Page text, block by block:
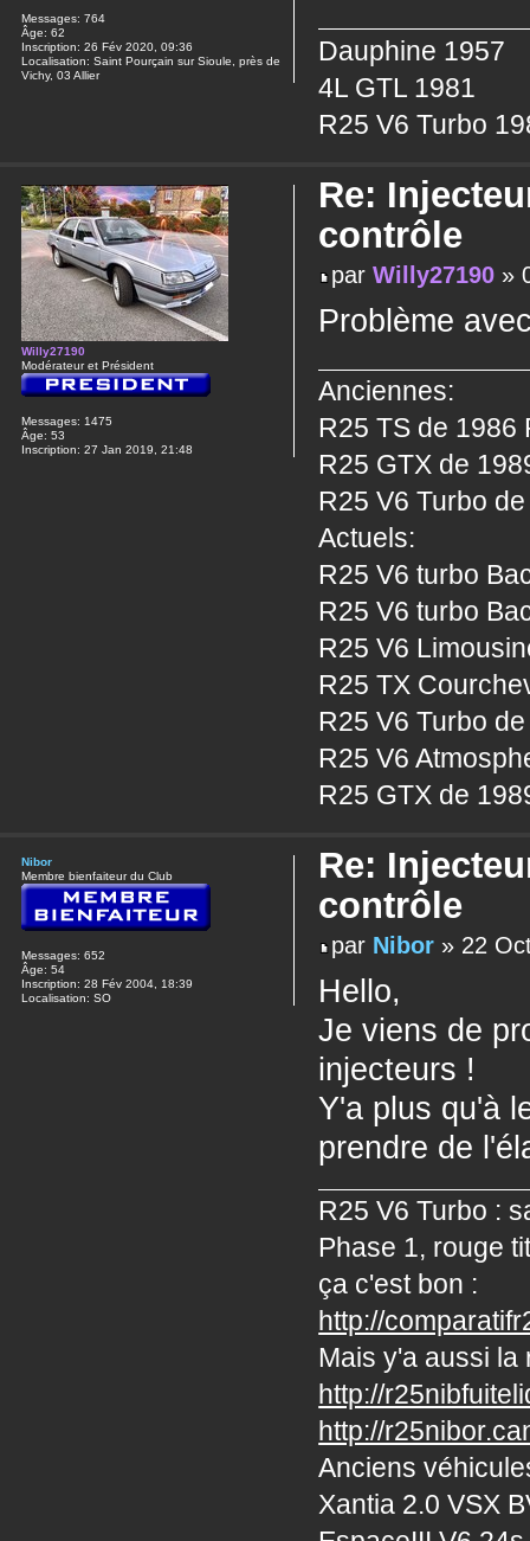
Dauphine 1957
4L GTL 1981
R25 V6 Turbo
Messages: 764
Âge: 62
Inscription: 26 Fév 2020, 09:36
Localisation: Saint Pourçain sur Sioule, près de
Vichy, 03 Allier
Re:
contrôle
parWilly27190 »
Problème
Anciennes:
R25 TS de 1986
R25 GTX de
R25 V6 Turbo
Actuels:
R25 V6 turbo
R25 V6 turbo
R25 V6
R25 TX
R25 V6 Turbo
R25 V6
R25 GTX de
Willy27190
Modérateur et Président
Messages: 1475
Âge: 53
Inscription: 27 Jan 2019, 21:48
Re:
contrôle
par Nibor » 22
Hello,
Je viens de
injecteurs !
Y'a plus qu'à
prendre de
R25 V6 Turbo :
Phase 1, rouge
ça c'est bon :
http://
Mais y'a aussi la
http://
http://
Anciens
Xantia 2.0 VSX
Nibor
Membre bienfaiteur du Club
Messages: 652
Âge: 54
Inscription: 28 Fév 2004, 18:39
Localisation: SO